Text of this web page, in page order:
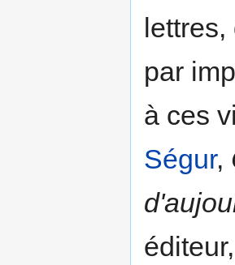
par
à ces
Ségur,